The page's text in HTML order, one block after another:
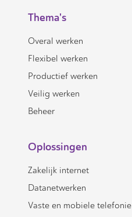
Thema's
Overal werken
Flexibel werken
Productief werken
Veilig werken
Beheer
Oplossingen
Zakelijk internet
Datanetwerken
Vaste en mobiele telefonie